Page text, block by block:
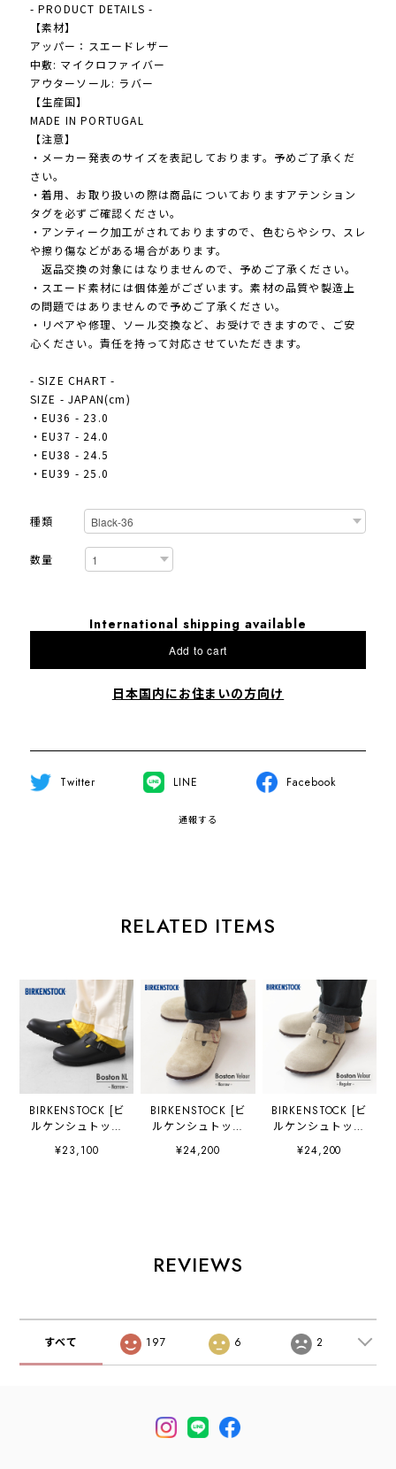
- PRODUCT DETAILS -
【素材】
アッパー：スエードレザー
中敷: マイクロファイバー
アウターソール: ラバー
【生産国】
MADE IN PORTUGAL
【注意】
・メーカー発表のサイズを表記しております。予めご了承くだ
さい。
・着用、お取り扱いの際は商品についておりますアテンション
タグを必ずご確認ください。
・アンティーク加工がされておりますので、色むらやシワ、スレ
や擦り傷などがある場合があります。
返品交換の対象にはなりませんので、予めご了承ください。
・スエード素材には個体差がございます。素材の品質や製造上
の問題ではありませんので予めご了承ください。
・リペアや修理、ソール交換など、お受けできますので、ご安
心ください。責任を持って対応させていただきます。
- SIZE CHART -
SIZE - JAPAN(cm)
・EU36 - 23.0
・EU37 - 24.0
・EU38 - 24.5
・EU39 - 25.0
種類
数量
International shipping available
Add to cart
日本国内にお住まいの方向け
Twitter LINE Facebook
通報する
RELATED ITEMS
BIRKENSTOCK [ビ
ルケンシュトック
正規販売店]
Boston NL Narrow
¥23,100
BIRKENSTOCK [ビ
ルケンシュトック
正規販売店]
Boston VL -
MEN'S/LADY'S
¥24,200
BIRKENSTOCK [ビ
ルケンシュトック
正規販売店]
Boston VL -
¥24,200
REVIEWS
すべて 197 6 2